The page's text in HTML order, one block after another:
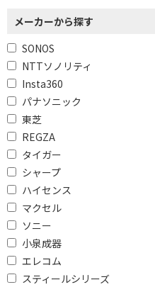
メーカーから探す
SONOS
NTTソノリティ
Insta360
パナソニック
東芝
REGZA
タイガー
シャープ
ハイセンス
マクセル
ソニー
小泉成器
エレコム
スティールシリーズ
防塵
Bluetooth非対応
Wi-Fiで絞り込む
ワイドFMで絞り込む